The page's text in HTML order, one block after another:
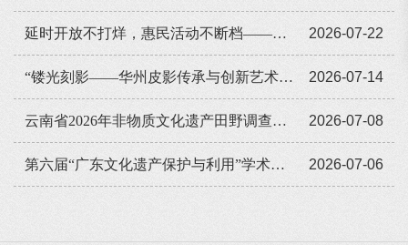
2026-07-22
延时开放不打烊，惠民活动不断档——广东省非遗馆暑期人气旺
2026-07-14
“镂光刻影——华州皮影传承与创新艺术展览”全国巡展走进遵义
2026-07-08
云南省2026年非物质文化遗产田野调查培训班举办
2026-07-06
第六届“广东文化遗产保护与利用”学术座谈会在穗举办